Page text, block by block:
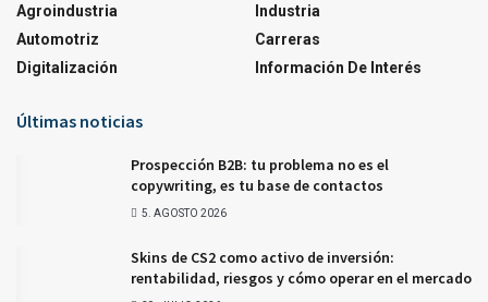
Agroindustria
Automotriz
Digitalización
Industria
Carreras
Información De Interés
Últimas noticias
Prospección B2B: tu problema no es el
copywriting, es tu base de contactos
5. AGOSTO 2026
Skins de CS2 como activo de inversión:
rentabilidad, riesgos y cómo operar en el mercado